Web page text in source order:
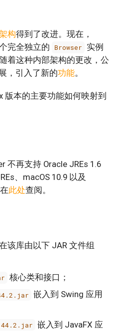
构得到了改进。现在，
完全独立的
Browser
实例
着这种内部架构的更改，公
，引入了新的功能。
版本的主要功能如何映射到
不再支持 Oracle JREs 1.6
、macOS 10.9 以及
此处查阅。
该库由以下 JAR 文件组
核心类和接口；
嵌入到 Swing 应用
嵌入到 JavaFX 应